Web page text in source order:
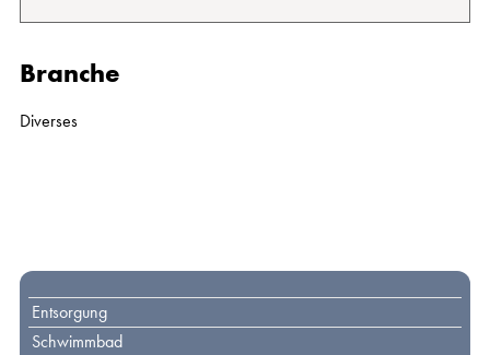
Branche
Diverses
Toplinks
Entsorgung
Schwimmbad